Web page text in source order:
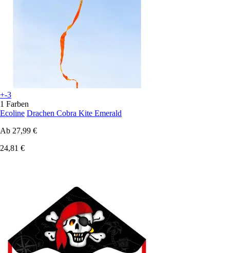
+-3
1 Farben
Ecoline Drachen Cobra Kite Emerald
Ab 27,99 €
24,81 €